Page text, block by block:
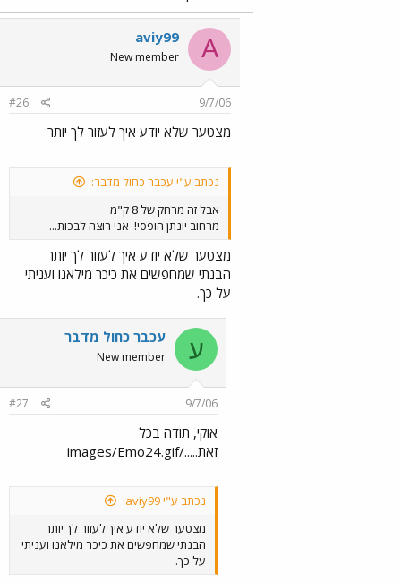
A
aviy99
New member
9/7/06
#26
מצטער שלא יודע איך לעזור לך יותר
נכתב ע"י עכבר כחול מדבר:
אבל זה מרחק של 8 ק"מ
מרחוב יונתן הופסי! אני רוצה לבכות...
מצטער שלא יודע איך לעזור לך יותר
הבנתי שמחפשים את כיכר מילאנו ועניתי
על כך.
ע עכבר כחול מדבר
New member
9/7/06
#27
אוקי, תודה בכל
זאת...../images/Emo24.gif
נכתב ע"י aviy99:
מצטער שלא יודע איך לעזור לך יותר
הבנתי שמחפשים את כיכר מילאנו ועניתי
על כך.